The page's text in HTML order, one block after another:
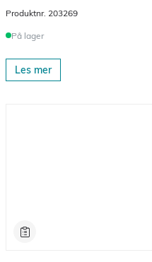
Produktnr. 203269
På lager
Les mer